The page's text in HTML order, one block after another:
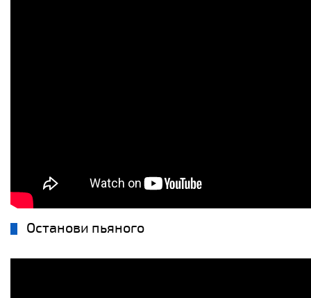
Останови пьяного